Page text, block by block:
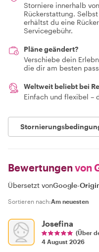
Storniere innerhalb
Rückerstattung.
erhältst du eine
Servicegebühr.
Pläne geändert?
Verschiebe dein
die dir am besten
Weltweit beliebt bei
Einfach und flexibel –
Bewertungen von
Übersetzt vonGoogle-
Sortieren nach:
Josefina
(Über
4 August 2026